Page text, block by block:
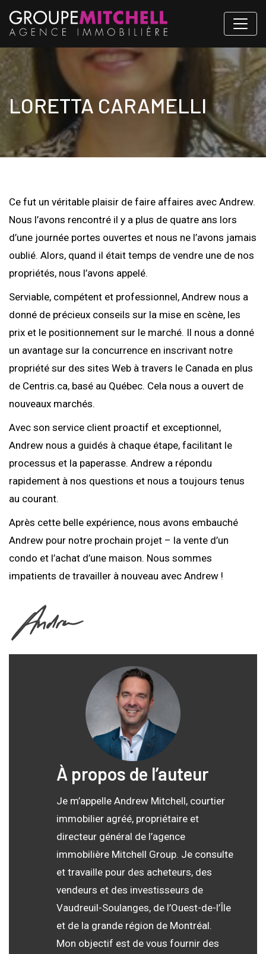
LORETTA CARAMELLI
Ce fut un véritable plaisir de faire affaires avec Andrew.
Nous l’avons rencontré il y a plus de quatre ans lors
d’une journée portes ouvertes et nous ne l’avons jamais
oublié. Alors, quand il était temps de vendre une de nos
propriétés, nous l’avons appelé.
Serviable, compétent et professionnel, Andrew nous a
donné de précieux conseils sur la mise en scène, les
prix et le positionnement sur le marché. Il nous a donné
un avantage sur la concurrence en inscrivant notre
propriété sur des sites Web à travers le Canada en plus
de Centris.ca, basé au Québec. Cela nous a ouvert de
nouveaux marchés.
Avec son service client proactif et exceptionnel,
Andrew nous a guidés à chaque étape, facilitant le
processus et la paperasse. Andrew a répondu
rapidement à nos questions et nous a toujours tenus
au courant.
Après cette belle expérience, nous avons embauché
Andrew pour notre prochain projet – la vente d’un
condo et l’achat d’une maison. Nous sommes
impatients de travailler à nouveau avec Andrew !
À propos de l’auteur
Je m’appelle Andrew Mitchell, courtier
immobilier agréé, propriétaire et
directeur général de l’agence
immobilière Mitchell Group. Je consulte
et travaille pour des acheteurs, des
vendeurs et des investisseurs de
Vaudreuil-Soulanges, de l’Ouest-de-l’Île
et de la grande région de Montréal.
Mon objectif est de vous fournir des